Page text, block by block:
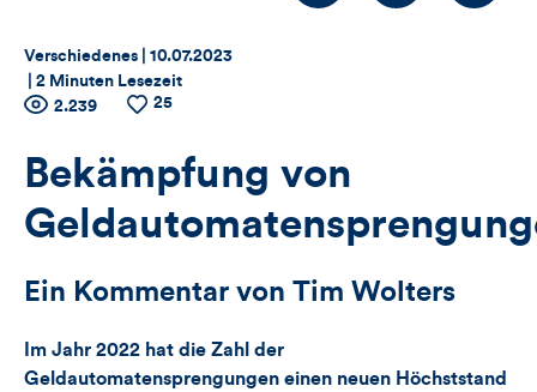
Thema:
Verschiedenes | Datum:
10.07.2023
2 Minuten Lesezeit
Zähler
für
Views,
Likes
Kommentare
Anzahl
Views
2.239
Anzahl
25
Bekämpfung von
Ein Kommentar von Tim Wolters
Im Jahr 2022 hat die Zahl der
Geldautomatensprengungen einen neuen Höchststand